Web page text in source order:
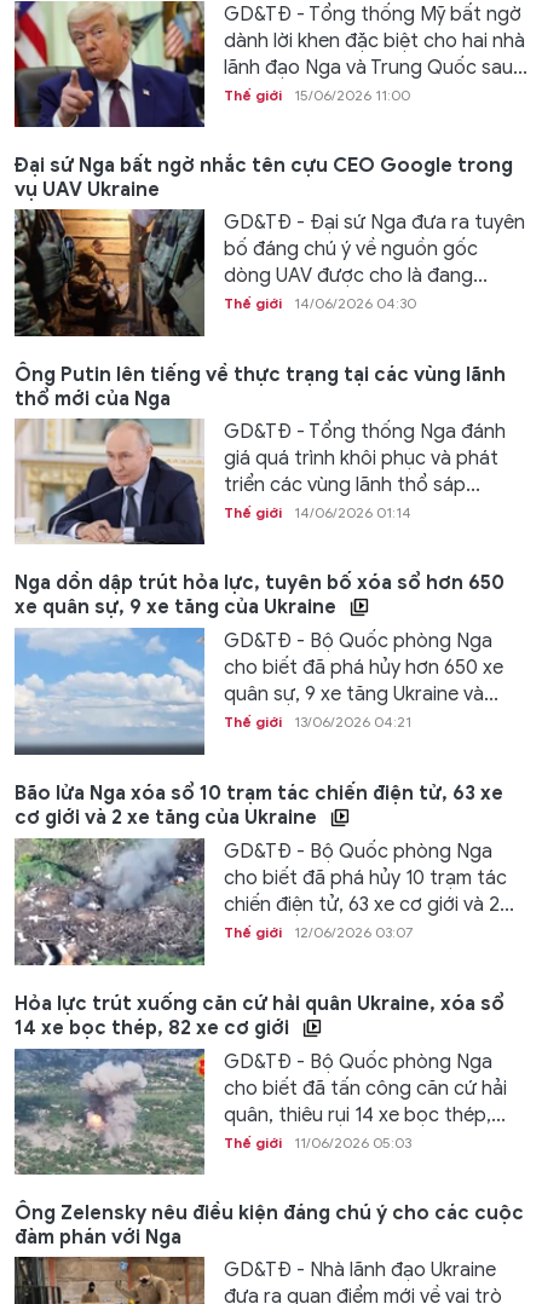
GD&TĐ - Tổng thống Mỹ bất ngờ
dành lời khen đặc biệt cho hai nhà
lãnh đạo Nga và Trung Quốc sau...
Thế giới 15/06/2026 11:00
Đại sứ Nga bất ngờ nhắc tên cựu CEO Google trong
vụ UAV Ukraine
GD&TĐ - Đại sứ Nga đưa ra tuyên
bố đáng chú ý về nguồn gốc
dòng UAV được cho là đang...
Thế giới 14/06/2026 04:30
Ông Putin lên tiếng về thực trạng tại các vùng lãnh
thổ mới của Nga
GD&TĐ - Tổng thống Nga đánh
giá quá trình khôi phục và phát
triển các vùng lãnh thổ sáp...
Thế giới 14/06/2026 01:14
Nga dồn dập trút hỏa lực, tuyên bố xóa sổ hơn 650
xe quân sự, 9 xe tăng của Ukraine
GD&TĐ - Bộ Quốc phòng Nga
cho biết đã phá hủy hơn 650 xe
quân sự, 9 xe tăng Ukraine và...
Thế giới 13/06/2026 04:21
Bão lửa Nga xóa sổ 10 trạm tác chiến điện tử, 63 xe
cơ giới và 2 xe tăng của Ukraine
GD&TĐ - Bộ Quốc phòng Nga
cho biết đã phá hủy 10 trạm tác
chiến điện tử, 63 xe cơ giới và 2...
Thế giới 12/06/2026 03:07
Hỏa lực trút xuống căn cứ hải quân Ukraine, xóa sổ
14 xe bọc thép, 82 xe cơ giới
GD&TĐ - Bộ Quốc phòng Nga
cho biết đã tấn công căn cứ hải
quân, thiêu rụi 14 xe bọc thép,...
Thế giới 11/06/2026 05:03
Ông Zelensky nêu điều kiện đáng chú ý cho các cuộc
đàm phán với Nga
GD&TĐ - Nhà lãnh đạo Ukraine
đưa ra quan điểm mới về vai trò